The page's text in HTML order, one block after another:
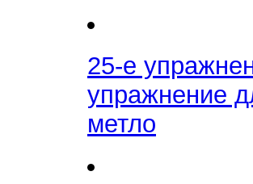
25-е
упражнение
метло